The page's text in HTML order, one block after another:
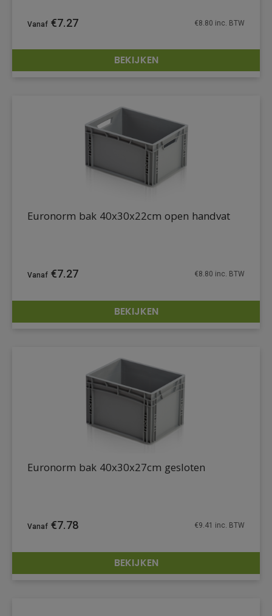
DETAILS
€7.27 €8.80 inc. BTW
BEKIJKEN
DETAILS
Euronorm bak 40x30x22cm open handvat
€7.27 €8.80 inc. BTW
BEKIJKEN
DETAILS
Euronorm bak 40x30x27cm gesloten
€7.78 €9.41 inc. BTW
BEKIJKEN